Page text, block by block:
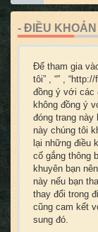
- ĐIỀU
Để tham gia
tôi” , “” ,
đồng ý với các
không đồng ý
đóng trang này
này chúng tôi
lại những điều
cố gắng thông
khuyên bạn
này nếu bạn
thay đổi trong
cũng cam kết
sung đó.